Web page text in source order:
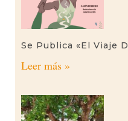
Se Publica «El Viaje
Leer más »